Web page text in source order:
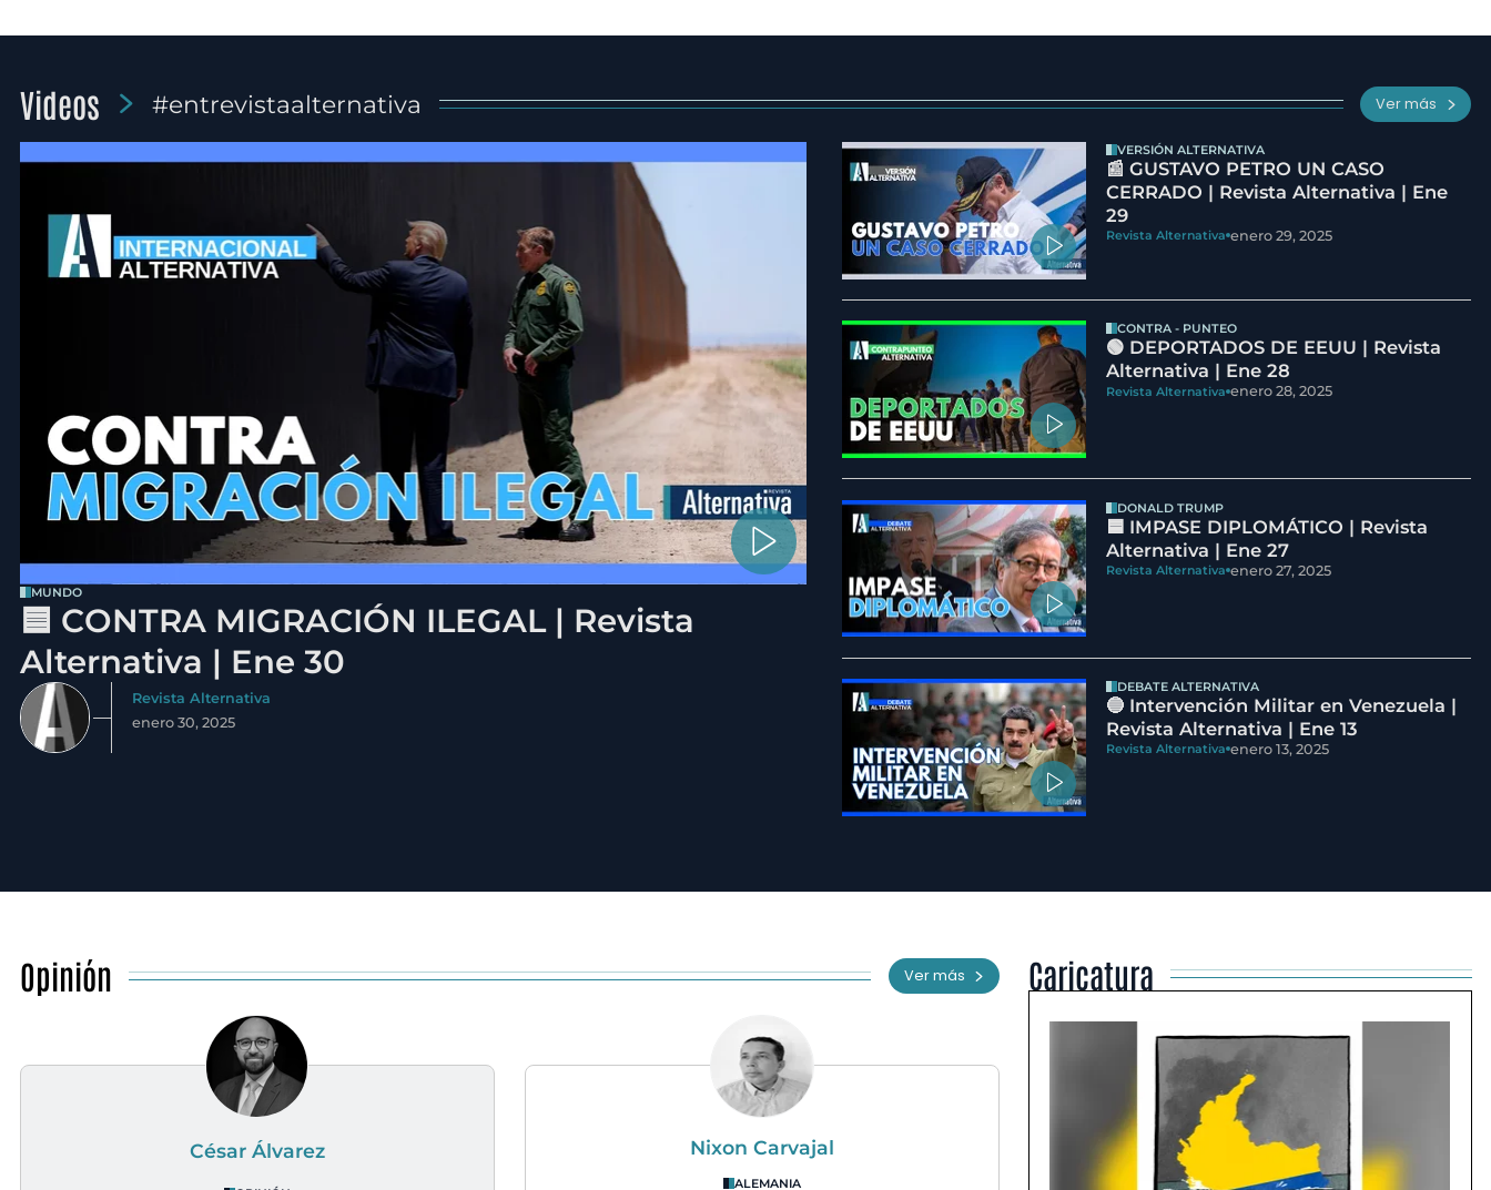
Videos #entrevistaalternativa Ver más
MUNDO
🟦 CONTRA MIGRACIÓN ILEGAL | Revista
Alternativa | Ene 30
Revista Alternativa
enero 30, 2025
VERSIÓN ALTERNATIVA
📰 GUSTAVO PETRO UN CASO
CERRADO | Revista Alternativa | Ene
29
Revista Alternativa enero 29, 2025
CONTRA - PUNTEO
🟢 DEPORTADOS DE EEUU | Revista
Alternativa | Ene 28
Revista Alternativa enero 28, 2025
DONALD TRUMP
🟦 IMPASE DIPLOMÁTICO | Revista
Alternativa | Ene 27
Revista Alternativa enero 27, 2025
DEBATE ALTERNATIVA
🔵 Intervención Militar en Venezuela |
Revista Alternativa | Ene 13
Revista Alternativa enero 13, 2025
Opinión Ver más
César Álvarez Nixon Carvajal
ALEMANIA
Caricatura